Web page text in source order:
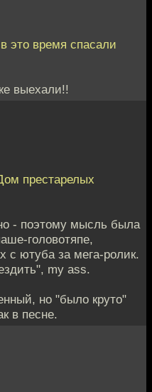
это время спасали
выехали!!
престарелых
- поэтому мысль была
головотяпе,
ютуба за мега-ролик.
my ass.
но "было круто"
в песне.